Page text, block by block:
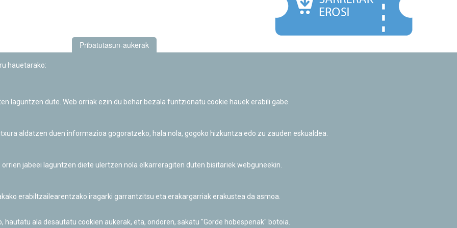
Informazio publikoa eskatzeko baimena
Pribatutasun-aukerak
hauetarako:
laguntzen dute. Web orriak ezin du behar bezala funtzionatu cookie hauek erabili gabe.
aldatzen duen informazioa gogoratzeko, hala nola, gogoko hizkuntza edo zu zauden eskualdea.
jabeei laguntzen diete ulertzen nola elkarreragiten duten bisitariek webguneekin.
erabiltzailearentzako iragarki garrantzitsu eta erakargarriak erakustea da asmoa.
ala desautatu cookien aukerak, eta, ondoren, sakatu "Gorde hobespenak" botoia.